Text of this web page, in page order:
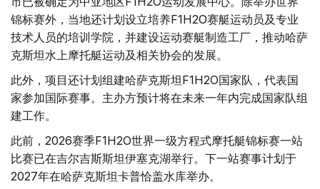
锦标赛外，当地还计划设立培养F1H2O赛艇运动员及专业
技术人员的培训学院，并建设运动赛艇制造工厂，推动哈萨
克斯坦水上摩托艇运动及相关协会的发展。
此外，项目还计划组建哈萨克斯坦F1H2O国家队，代表国
家参加国际赛事。主办方预计将在未来一年内完成国家队组
建工作。
此前，2026赛季F1H2O世界一级方程式摩托艇锦标赛一站
比赛已在吉尔吉斯斯坦伊塞克湖举行。下一站赛事计划于
2027年在哈萨克斯坦卡普恰盖水库举办。